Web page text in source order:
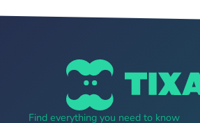
Find everything you need to know